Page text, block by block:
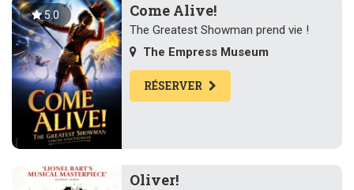
5.0 Come Alive!
The Greatest Showman prend vie !
The Empress Museum
RÉSERVER
Oliver!